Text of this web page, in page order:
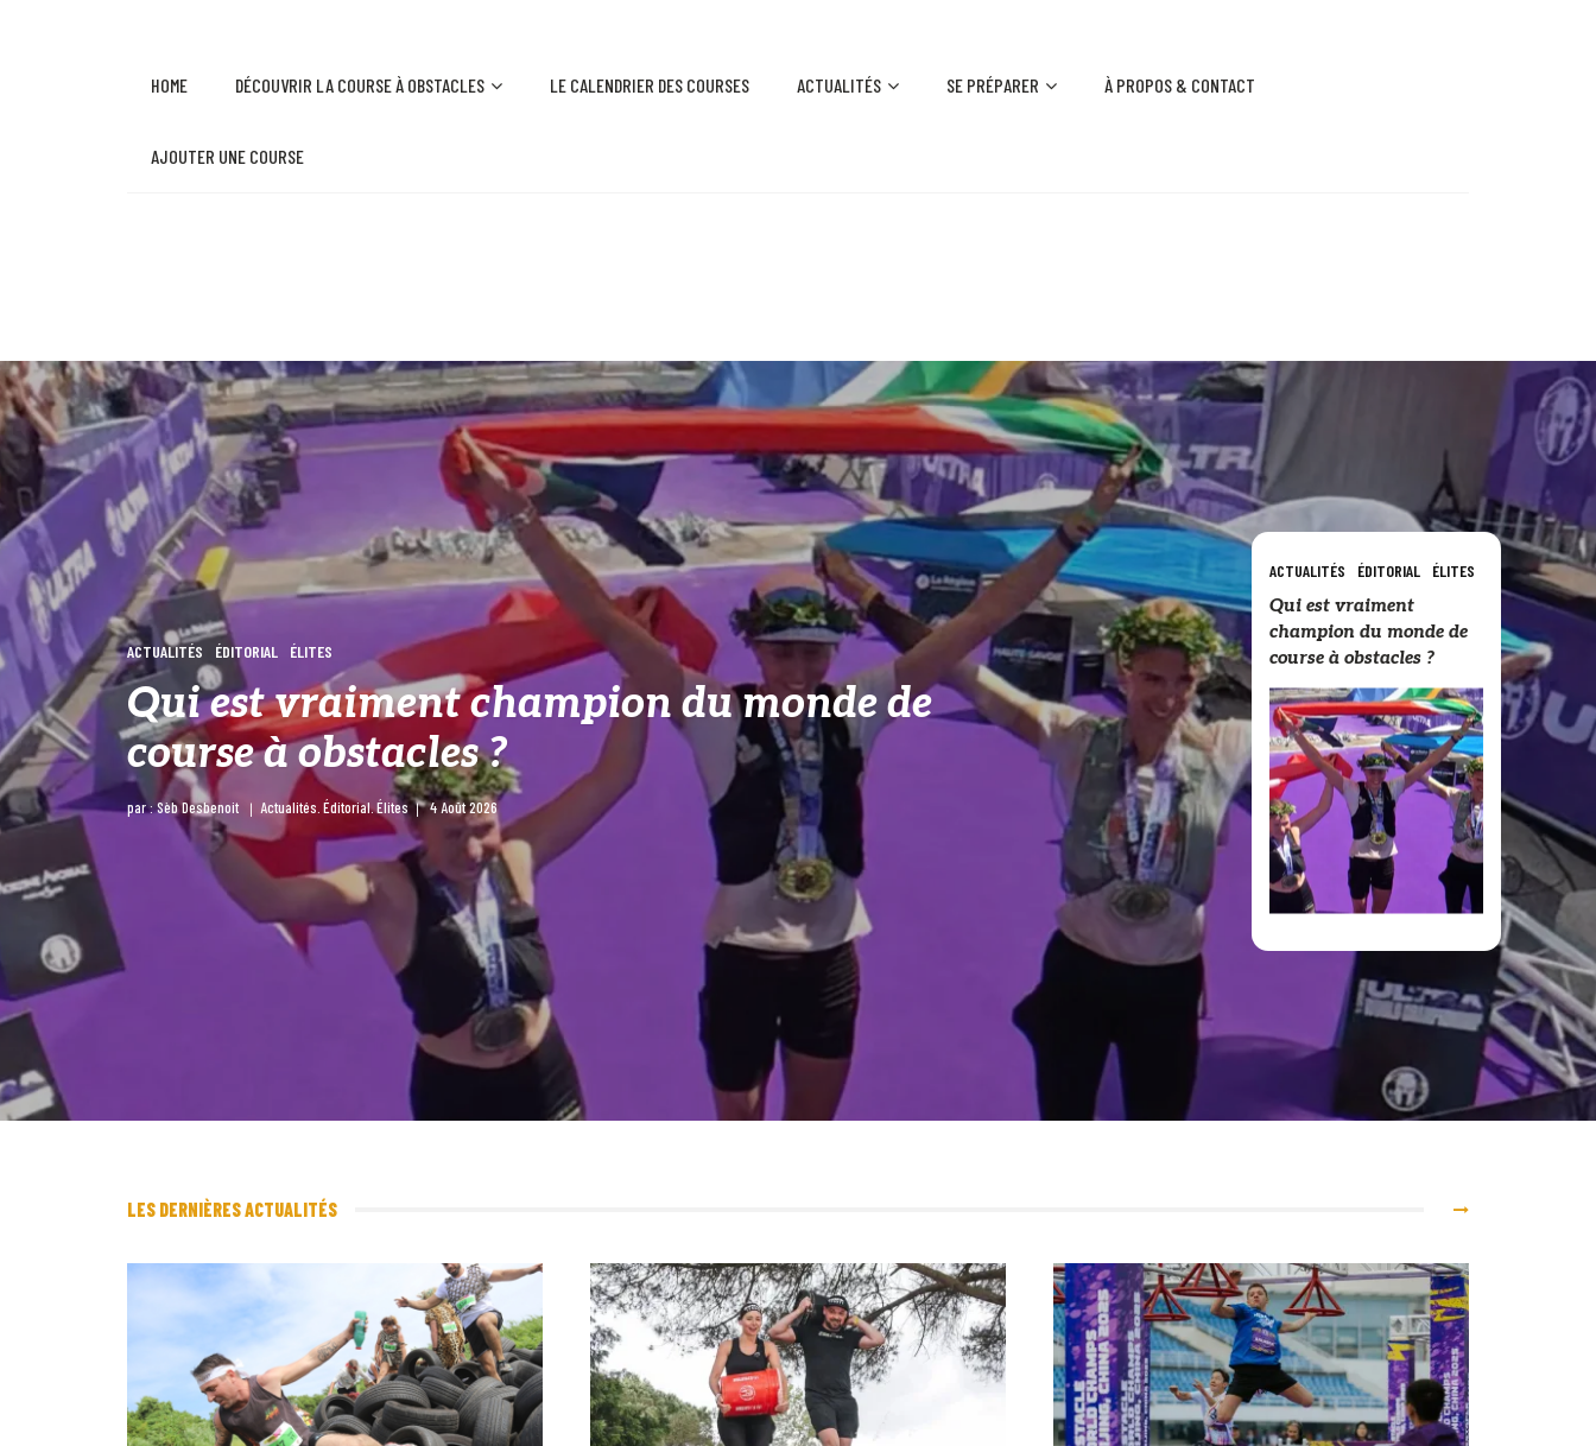
HOME DÉCOUVRIR LA COURSE À OBSTACLES LE CALENDRIER DES COURSES ACTUALITÉS SE PRÉPARER À PROPOS & CONTACT
AJOUTER UNE COURSE
ACTUALITÉS ÉDITORIAL ÉLITES
Qui est vraiment champion du monde de
course à obstacles ?
par :Sèb Desbenoit Actualités Éditorial Élites 4 Août 2026
ACTUALITÉS ÉDITORIAL ÉLITES
Qui est vraiment
champion du monde de
course à obstacles ?
LES DERNIÈRES ACTUALITÉS